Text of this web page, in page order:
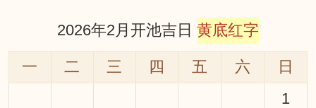
2026年2月开池吉日 黄底红字
一 二 三 四 五 六
日
1